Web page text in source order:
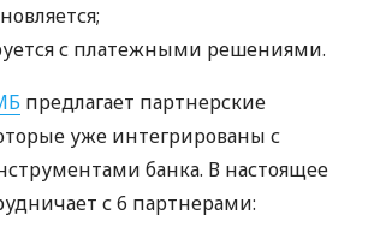
с платежными решениями.
предлагает партнерские
уже интегрированы с
банка. В настоящее
с 6 партнерами: